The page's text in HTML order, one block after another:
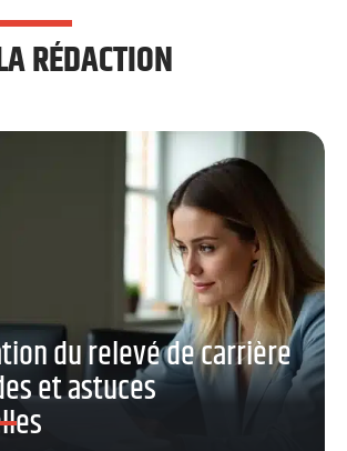
RÉDACTION
du relevé de carrière
et astuces